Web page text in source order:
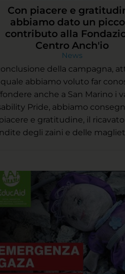
Con piacere e
abbiamo dato un
contributo alla
Centro Anch'io
News
della campagna,
quale abbiamo voluto far
anche a San Marino i
Pride, abbiamo
piacere e gratitudine, il
degli zaini e delle